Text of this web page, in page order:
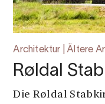
Architektur | Ältere
Røldal
Die Røldal